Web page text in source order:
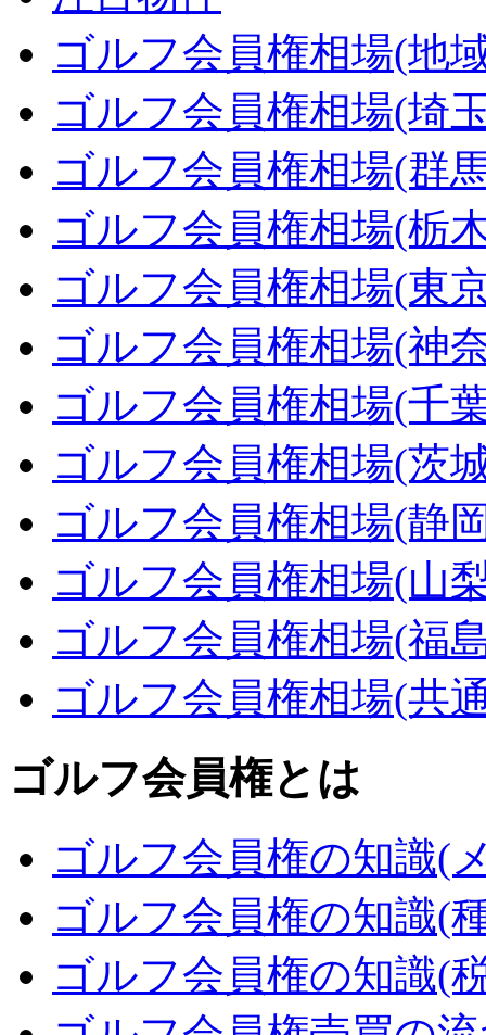
ゴルフ会員権相場(地
ゴルフ会員権相場(埼
ゴルフ会員権相場(群
ゴルフ会員権相場(栃
ゴルフ会員権相場(東
ゴルフ会員権相場(神
ゴルフ会員権相場(千
ゴルフ会員権相場(茨
ゴルフ会員権相場(静
ゴルフ会員権相場(山
ゴルフ会員権相場(福
ゴルフ会員権相場(共
ゴルフ会員権とは
ゴルフ会員権の知識(
ゴルフ会員権の知識(
ゴルフ会員権の知識(